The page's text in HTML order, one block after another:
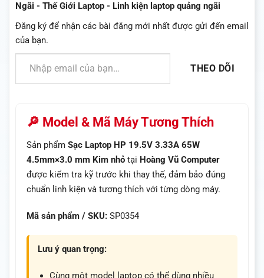
Ngãi - Thế Giới Laptop - Linh kiện laptop quảng ngãi
Đăng ký để nhận các bài đăng mới nhất được gửi đến email
của bạn.
Nhập email của bạn…
THEO DÕI
🔎 Model & Mã Máy Tương Thích
Sản phẩm Sạc Laptop HP 19.5V 3.33A 65W
4.5mm×3.0 mm Kim nhỏ tại Hoàng Vũ Computer
được kiểm tra kỹ trước khi thay thế, đảm bảo đúng
chuẩn linh kiện và tương thích với từng dòng máy.
Mã sản phẩm / SKU: SP0354
Lưu ý quan trọng:
Cùng một model laptop có thể dùng nhiều